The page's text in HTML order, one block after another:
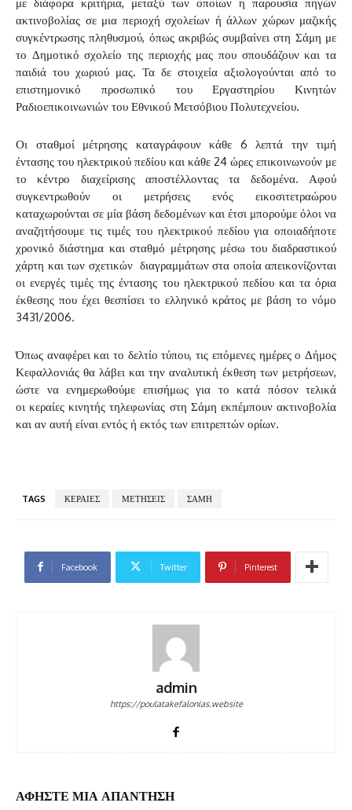
ακτινοβολίας σε μια περιοχή σχολείων ή άλλων χώρων μαζικής
συγκέντρωσης πληθυσμού, όπως ακριβώς συμβαίνει στη Σάμη με
το Δημοτικό σχολείο της περιοχής μας που σπουδάζουν και τα
παιδιά του χωριού μας. Τα δε στοιχεία αξιολογούνται από το
επιστημονικό προσωπικό του Εργαστηρίου Κινητών
Ραδιοεπικοινωνιών του Εθνικού Μετσόβιου Πολυτεχνείου.
Οι σταθμοί μέτρησης καταγράφουν κάθε 6 λεπτά την τιμή
έντασης του ηλεκτρικού πεδίου και κάθε 24 ώρες επικοινωνούν με
το κέντρο διαχείρισης αποστέλλοντας τα δεδομένα. Αφού
συγκεντρωθούν οι μετρήσεις ενός εικοσιτετραώρου
καταχωρούνται σε μία βάση δεδομένων και έτσι μπορούμε όλοι να
αναζητήσουμε τις τιμές του ηλεκτρικού πεδίου για οποιαδήποτε
χρονικό διάστημα και σταθμό μέτρησης μέσω του διαδραστικού
χάρτη και των σχετικών διαγραμμάτων στα οποία απεικονίζονται
οι ενεργές τιμές της έντασης του ηλεκτρικού πεδίου και τα όρια
έκθεσης που έχει θεσπίσει το ελληνικό κράτος με βάση το νόμο
3431/2006.
Όπως αναφέρει και το δελτίο τύπου, τις επόμενες ημέρες ο Δήμος
Κεφαλλονιάς θα λάβει και την αναλυτική έκθεση των μετρήσεων,
ώστε να ενημερωθούμε επισήμως για το κατά πόσον τελικά
οι κεραίες κινητής τηλεφωνίας στη Σάμη εκπέμπουν ακτινοβολία
και αν αυτή είναι εντός ή εκτός των επιτρεπτών ορίων.
TAGS ΚΕΡΑΙΕΣ ΜΕΤΗΣΕΙΣ ΣΑΜΗ
Facebook Twitter Pinterest
admin
https://poulatakefalonias.website
ΑΦΗΣΤΕ ΜΙΑ ΑΠΑΝΤΗΣΗ